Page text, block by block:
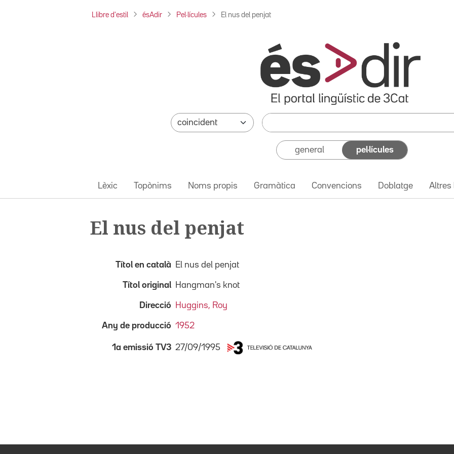
Llibre d'estil ésAdir Pel·lícules El nus del penjat
general pel·lícules
Lèxic Topònims Noms propis Gramàtica Convencions Doblatge Altres
El nus del penjat
Títol en català El nus del penjat
Títol original Hangman's knot
Direcció Huggins, Roy
Any de producció 1952
1a emissió TV3 27/09/1995